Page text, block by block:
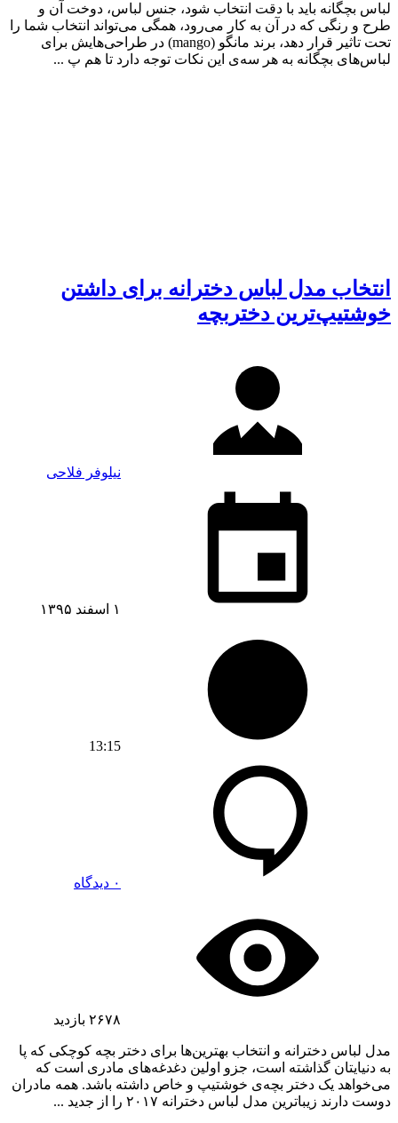
لباس بچگانه باید با دقت انتخاب شود، جنس لباس، دوخت آن و
طرح و رنگی که در آن به کار می‌رود، همگی می‌تواند انتخاب شما را
تحت تاثیر قرار دهد، برند مانگو (mango) در طراحی‌هایش برای
لباس‌های بچگانه به هر سه‌ی این نکات توجه دارد تا هم پ ...
انتخاب مدل لباس دخترانه برای داشتن
خوشتیپ‌ترین دختربچه
نیلوفر فلاحی
۱ اسفند ۱۳۹۵
13:15
۰ دیدگاه
۲۶۷۸ بازدید
مدل لباس دخترانه و انتخاب بهترین‌ها برای دختر بچه کوچکی که پا
به دنیایتان گذاشته است، جزو اولین دغدغه‌های مادری است که
می‌خواهد یک دختر بچه‌ی خوشتیپ و خاص داشته باشد. همه مادران
دوست دارند زیباترین مدل لباس دخترانه ۲۰۱۷ را از جدید ...